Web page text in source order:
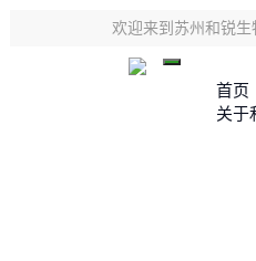
欢迎来到苏州和锐生
首页
关于